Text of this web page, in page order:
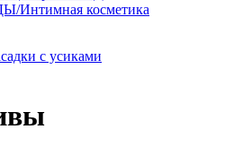
Интимная косметика
с усиками